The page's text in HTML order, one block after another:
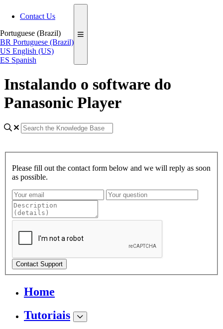
Contact Us
Portuguese (Brazil)
BR Portuguese (Brazil)
US English (US)
ES Spanish
Instalando o software do
Panasonic Player
Please fill out the contact form below and we will reply as soon
as possible.
Contact Support
Home
Tutoriais